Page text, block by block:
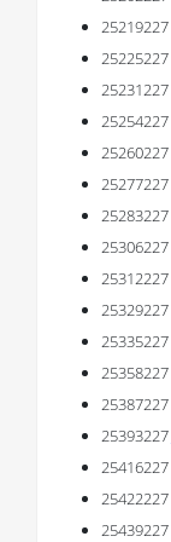
25219227
25225227
25231227
25254227
25260227
25277227
25283227
25306227
25312227
25329227
25335227
25358227
25387227
25393227
25416227
25422227
25439227